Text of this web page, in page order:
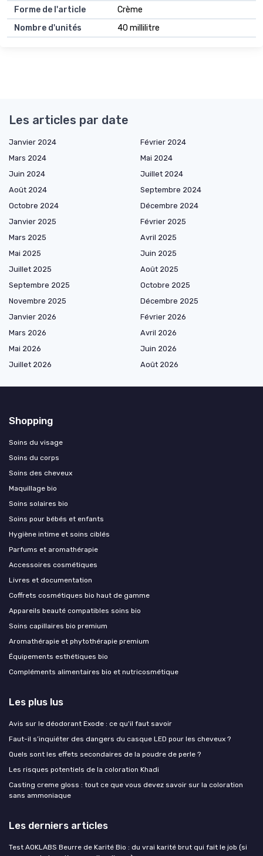
Forme de l'article
Crème
Nombre d'unités
40 millilitre
Les articles par date
Janvier 2024
Février 2024
Mars 2024
Mai 2024
Juin 2024
Juillet 2024
Août 2024
Septembre 2024
Octobre 2024
Décembre 2024
Janvier 2025
Février 2025
Mars 2025
Avril 2025
Mai 2025
Juin 2025
Juillet 2025
Août 2025
Septembre 2025
Octobre 2025
Novembre 2025
Décembre 2025
Janvier 2026
Février 2026
Mars 2026
Avril 2026
Mai 2026
Juin 2026
Juillet 2026
Août 2026
Shopping
Soins du visage
Soins du corps
Soins des cheveux
Maquillage bio
Soins solaires bio
Soins pour bébés et enfants
Hygiène intime et soins ciblés
Parfums et aromathérapie
Accessoires cosmétiques
Livres et documentation
Coffrets cosmétiques bio haut de gamme
Appareils beauté compatibles soins bio
Soins capillaires bio premium
Aromathérapie et phytothérapie premium
Équipements esthétiques bio
Compléments alimentaires bio et nutricosmétique
Les plus lus
Avis sur le déodorant Exode : ce qu'il faut savoir
Faut-il s’inquiéter des dangers du casque LED pour les cheveux ?
Quels sont les effets secondaires de la poudre de perle ?
Les risques potentiels de la coloration Khadi
Casting creme gloss : tout ce que vous devez savoir sur la coloration
sans ammoniaque
Les derniers articles
Test AOKLABS Beurre de Karité Bio : du vrai karité brut qui fait le job (si